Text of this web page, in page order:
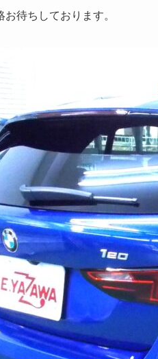
待ちしております。